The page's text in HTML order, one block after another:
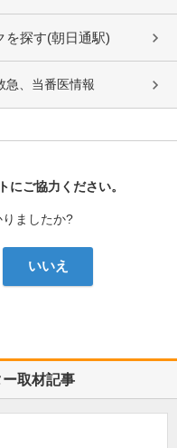
を探す(朝日通駅)
急、当番医情報
にご協力ください。
ましたか?
いいえ
ー取材記事